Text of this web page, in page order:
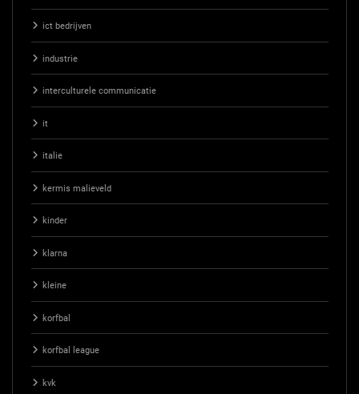
ict bedrijven
industrie
interculturele communicatie
it
italie
kermis malieveld
kinder
klarna
kleine
korfbal
korfbal league
kvk